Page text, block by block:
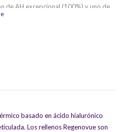
de AH excepcional (100%) y uno de
más bajos de BDDE en el mercado de
basado en ácido hialurónico
Los rellenos Regenovue son